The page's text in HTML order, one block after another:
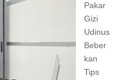
Pakar
Gizi
Udinus
Beber
kan
Tips